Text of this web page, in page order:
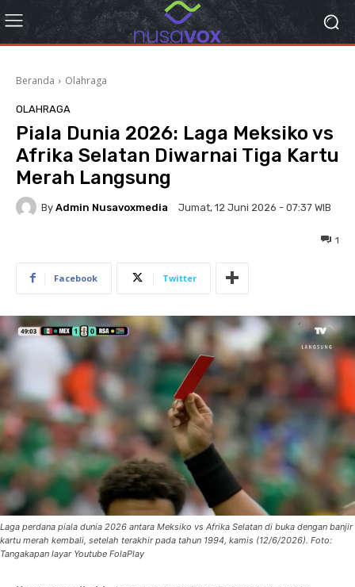
Beranda Olahraga
OLAHRAGA
Piala Dunia 2026: Laga Meksiko vs
Afrika Selatan Diwarnai Tiga Kartu
Merah Langsung
By Admin Nusavoxmedia Jumat, 12 Juni 2026 - 07:37 WIB
1
Facebook Twitter
Laga perdana piala dunia 2026 antara Meksiko vs Afrika Selatan di buka dengan banjir
kartu merah kembali, setelah terakhir pada tahun 1994, kamis (12/6/2026). Foto:
Tangakapan layar Youtube FolaPlay